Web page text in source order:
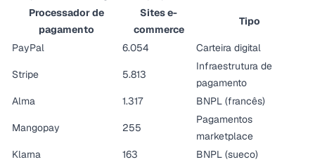
Processador de
pagamento
Sites e-
commerce
Tipo
PayPal 6.054 Carteira digital
Stripe 5.813
Infraestrutura de
pagamento
Alma
1.317 BNPL (francês)
Mangopay 255
Pagamentos
marketplace
Klarna
163
BNPL (sueco)